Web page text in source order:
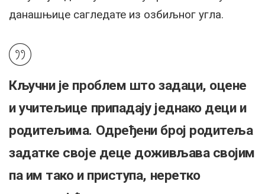
данашњице сагледате из озбиљног угла.
Кључни је проблем што задаци, оцене
и учитељице припадају једнако деци и
родитељима. Одређени број родитеља
задатке своје деце доживљава својим
па им тако и приступа, неретко